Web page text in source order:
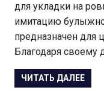
для укладки на
имитацию
предназначен для
Благодаря своему
ЧИТАТЬ ДАЛЕЕ